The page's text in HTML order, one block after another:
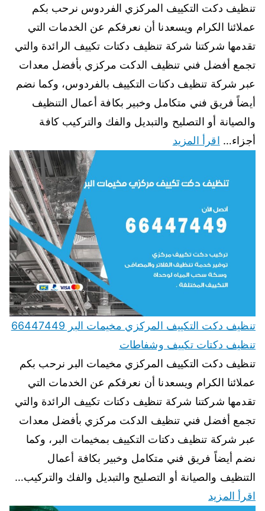
تنظيف دكت التكييف المركزي الفردوس نرحب بكم
عملائنا الكرام ويسعدنا أن نعرفكم عن الخدمات التي
تقدمها شركتنا شركة تنظيف دكتات تكييف الرائدة والتي
تجمع أفضل فني تنظيف الدكت مركزي بأفضل معدات
عبر شركة تنظيف دكتات التكييف بالفردوس، وكما نضم
أيضاً فريق فني متكامل وخبير بكافة أعمال التنظيف
والصيانة أو التصليح والتبديل والفك والتركيب كافة
أجزاء… اقرأ المزيد
تنظيف دكت التكييف المركزي مخيمات البر 66447449
تنظيف دكتات تكييف وشفاطات
تنظيف دكت التكييف المركزي مخيمات البر نرحب بكم
عملائنا الكرام ويسعدنا أن نعرفكم عن الخدمات التي
تقدمها شركتنا شركة تنظيف دكتات تكييف الرائدة والتي
تجمع أفضل فني تنظيف الدكت مركزي بأفضل معدات
عبر شركة تنظيف دكتات التكييف بمخيمات البر، وكما
نضم أيضاً فريق فني متكامل وخبير بكافة أعمال
التنظيف والصيانة أو التصليح والتبديل والفك والتركيب…
اقرأ المزيد